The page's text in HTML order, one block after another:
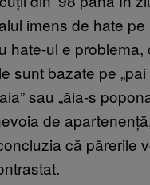
imens de hate
hate-ul e problema,
sunt bazate pe
sau „ăia-s
de
că părerile